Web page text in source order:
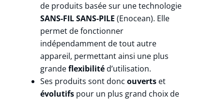
de produits basée sur une technologie
SANS-FIL SANS-PILE (Enocean). Elle
permet de fonctionner
indépendamment de tout autre
appareil, permettant ainsi une plus
grandeflexibilitéd’utilisation.
Ses produits sont doncouverts et
évolutifs pour un plus grand choix de